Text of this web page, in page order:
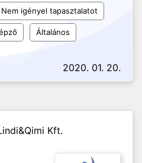
Nem igényel tapasztalatot
Általános
2020. 01. 20.
Kft.